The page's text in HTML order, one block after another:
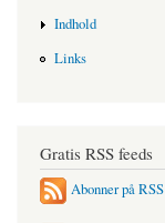
Indhold
Links
Gratis RSS feeds
Abonner på RSS